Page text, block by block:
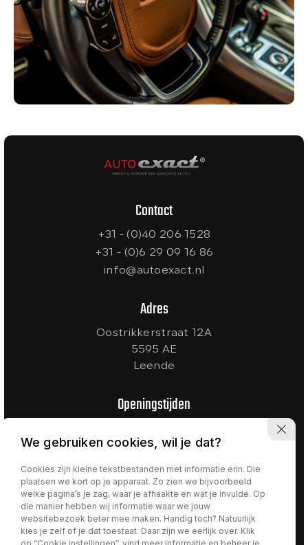
Contact
+31 - (0)40 206 1528
+31 - (0)6 29 09 16 86
info@autoexact.nl
Adres
Oostrikkerstraat 12A
5595 AE
Leende
Openingstijden
Zaterdag:
10:00 - 17:00
Zondag:
Gesloten
Privacy policy
We gebruiken cookies, wil je dat?
Cookies zijn kleine tekstbestanden met informatie erin. Die
plaatsen we kort op je apparaat. Zo zien we bijvoorbeeld
welke pagina’s je zag, waar je afhaakte en wat je invulde. Op
die manier hebben wij informatie waar we jouw
websitebezoek beter mee maken. Handig toch? Natuurlijk
kies je zelf of je dat toestaat. Daar zijn we eerlijk over. Klik